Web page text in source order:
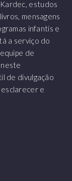
estudos
mensagens
infantis e
a serviço do
de
de divulgação
e